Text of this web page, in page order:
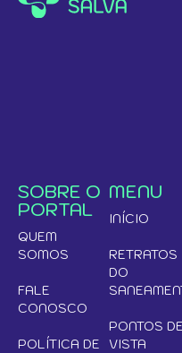
SOBRE O
PORTAL
QUEM
SOMOS
FALE
CONOSCO
POLÍTICA DE
MENU
INÍCIO
RETRATOS
DO
PONTOS DE
VISTA